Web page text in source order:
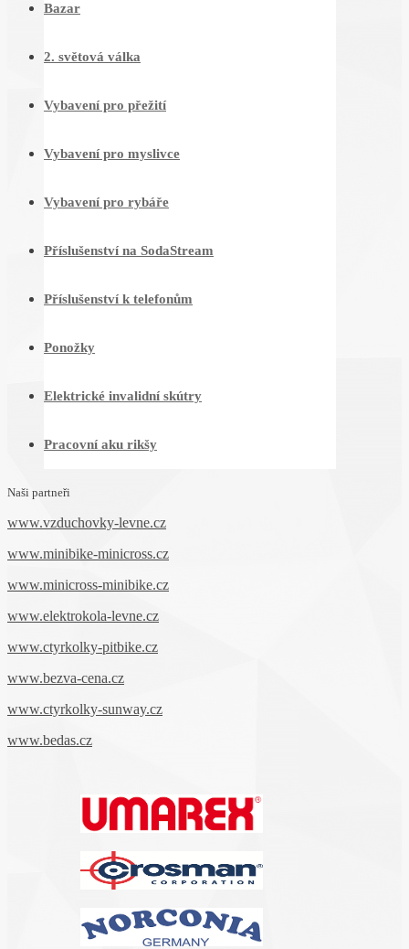
Bazar
2. světová válka
Vybavení pro přežití
Vybavení pro myslivce
Vybavení pro rybáře
Příslušenství na SodaStream
Příslušenství k telefonům
Ponožky
Elektrické invalidní skútry
Pracovní aku rikšy
Naši partneři
www.vzduchovky-levne.cz
www.minibike-minicross.cz
www.minicross-minibike.cz
www.elektrokola-levne.cz
www.ctyrkolky-pitbike.cz
www.bezva-cena.cz
www.ctyrkolky-sunway.cz
www.bedas.cz